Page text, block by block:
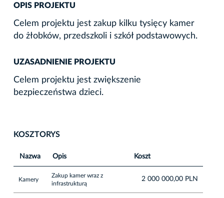
OPIS PROJEKTU
Celem projektu jest zakup kilku tysięcy kamer
do żłobków, przedszkoli i szkół podstawowych.
UZASADNIENIE PROJEKTU
Celem projektu jest zwiększenie
bezpieczeństwa dzieci.
KOSZTORYS
Nazwa Opis Koszt
Kamery
Zakup kamer wraz z
infrastrukturą
2 000 000,00 PLN